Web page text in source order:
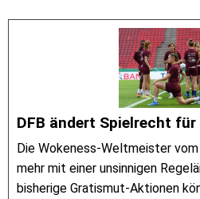
DFB ändert Spielrecht
Die Wokeness-Weltmeister
mehr mit einer unsinnigen
bisherige Gratismut-Aktionen